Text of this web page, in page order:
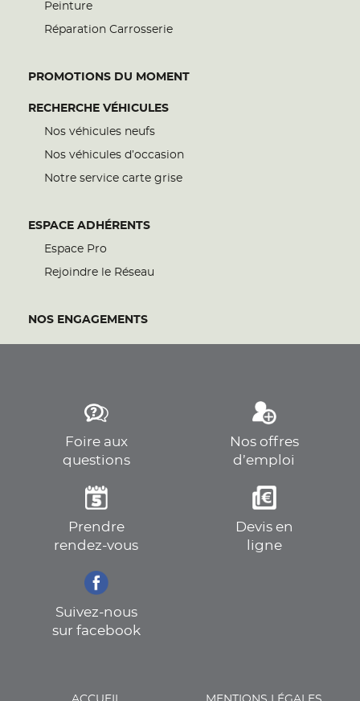
Peinture
Réparation Carrosserie
PROMOTIONS DU MOMENT
RECHERCHE VÉHICULES
Nos véhicules neufs
Nos véhicules d’occasion
Notre service carte grise
ESPACE ADHÉRENTS
Espace Pro
Rejoindre le Réseau
NOS ENGAGEMENTS
Foire aux
questions
Nos offres
d’emploi
Prendre
rendez-vous
Devis en
ligne
Suivez-nous
sur facebook